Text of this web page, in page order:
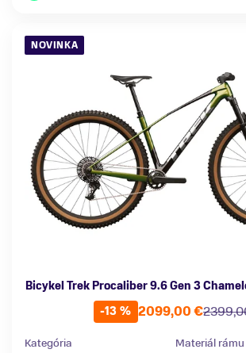
NOVINKA
Bicykel Trek Procaliber 9.6 Gen 3
-13 % 2099,00 €
Kategória
Materiál rámu